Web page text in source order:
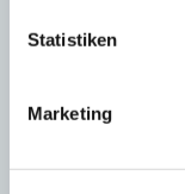
Statistiken
Marketing